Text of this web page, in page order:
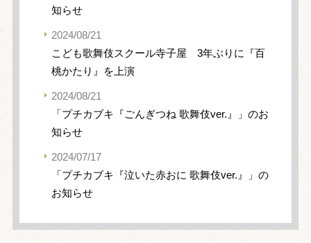
知らせ
2024/08/21
こども歌舞伎スクール寺子屋 3年ぶりに『百
桃かたり』を上演
2024/08/21
「プチカブキ『ごんぎつね 歌舞伎ver.』」のお
知らせ
2024/07/17
「プチカブキ『泣いた赤おに 歌舞伎ver.』」の
お知らせ